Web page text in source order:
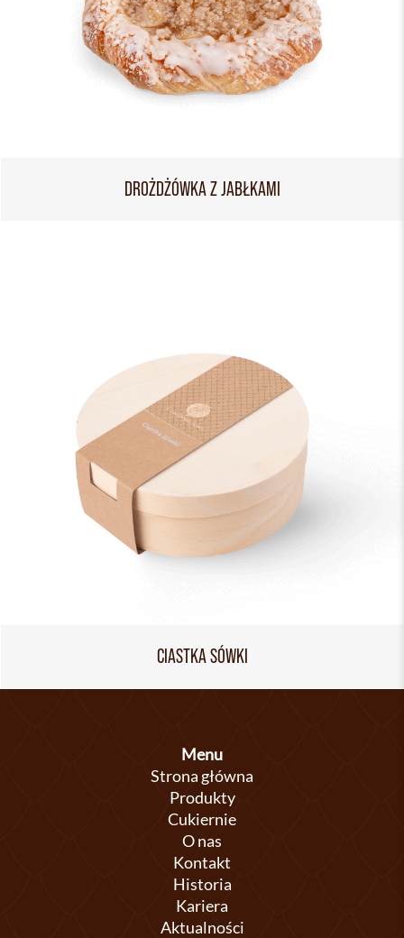
DROŻDŻÓWKA Z JABŁKAMI
CIASTKA SÓWKI
Menu
Strona główna
Produkty
Cukiernie
O nas
Kontakt
Historia
Kariera
Aktualności